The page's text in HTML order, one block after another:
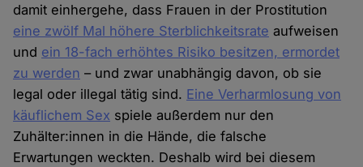
damit einhergehe, dass Frauen in der Prostitution
eine zwölf Mal höhere Sterblichkeitsrate aufweisen
und ein 18-fach erhöhtes Risiko besitzen, ermordet
zu werden – und zwar unabhängig davon, ob sie
legal oder illegal tätig sind. Eine Verharmlosung von
käuflichem Sex spiele außerdem nur den
Zuhälter:innen in die Hände, die falsche
Erwartungen weckten. Deshalb wird bei diesem